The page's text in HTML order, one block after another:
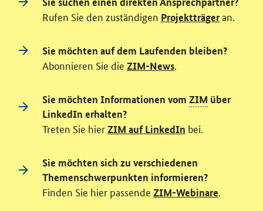
Rufen Sie den zuständigen Projektträgeran.
Sie möchten auf dem Laufenden bleiben?
Abonnieren Sie die ZIM-News.
Sie möchten Informationen vom ZIM über
LinkedIn erhalten?
Treten Sie hierZIM auf LinkedIn bei.
Sie möchten sich zu verschiedenen
Themenschwerpunkten informieren?
Finden Sie hier passende ZIM-Webinare.